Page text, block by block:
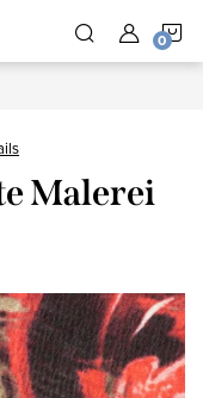
Malerei